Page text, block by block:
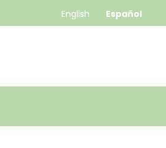
English Español